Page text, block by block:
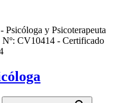
- Psicóloga y Psicoterapeuta
Nº: CV10414 - Certificado